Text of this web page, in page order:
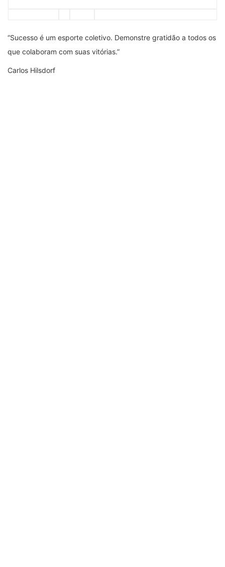
“Sucesso é um esporte coletivo. Demonstre gratidão a todos os
que colaboram com suas vitórias.”
Carlos Hilsdorf